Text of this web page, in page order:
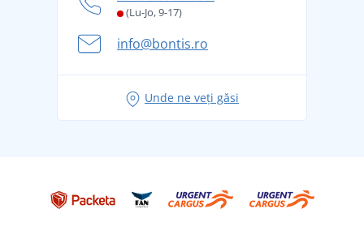
și în siguranță
Aventura de vară începe cu bagajul - pregătiți-vă
Tricoul preferat City în rol principal: ținute pentru
(Lu-Jo, 9-17)
info@bontis.ro
Unde ne veți găsi